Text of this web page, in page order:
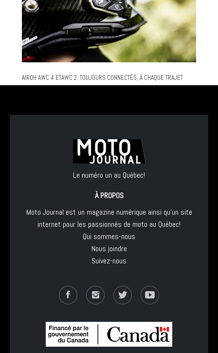
AIROH AWC 4 ETAWC 2: TOUJOURS CONNECTÉS, À CHAQUE TRAJET
Le numéro un au Québec!
À PROPOS
Moto Journal est un magazine numérique ainsi qu'un site
internet pour les passionnés de moto au Québec!
Qui sommes-nous
Nous joindre
Suivez-nous